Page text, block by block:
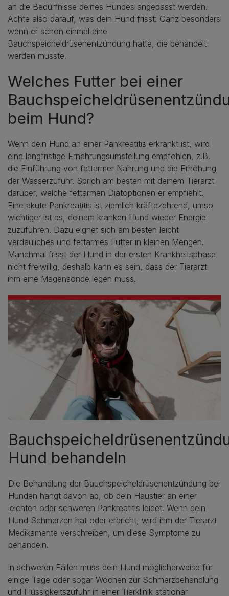
an die Bedürfnisse deines Hundes angepasst werden.
Achte also darauf, was dein Hund frisst: Ganz besonders
wenn er schon einmal eine
Bauchspeicheldrüsenentzündung hatte, die behandelt
werden musste.
Welches Futter bei einer
beim Hund?
Wenn dein Hund an einer Pankreatitis erkrankt ist, wird
eine langfristige Ernährungsumstellung empfohlen, z.B.
die Einführung von fettarmer Nahrung und die Erhöhung
der Wasserzufuhr. Sprich am besten mit deinem Tierarzt
darüber, welche fettarmen Diätoptionen er empfiehlt.
Eine akute Pankreatitis ist ziemlich kräftezehrend, umso
wichtiger ist es, deinem kranken Hund wieder Energie
zuzuführen. Dazu eignet sich am besten leicht
verdauliches und fettarmes Futter in kleinen Mengen.
Manchmal frisst der Hund in der ersten Krankheitsphase
nicht freiwillig, deshalb kann es sein, dass der Tierarzt
ihm eine Magensonde legen muss.
Hund behandeln
Die Behandlung der Bauchspeicheldrüsenentzündung bei
Hunden hängt davon ab, ob dein Haustier an einer
leichten oder schweren Pankreatitis leidet. Wenn dein
Hund Schmerzen hat oder erbricht, wird ihm der Tierarzt
Medikamente verschreiben, um diese Symptome zu
behandeln.
In schweren Fällen muss dein Hund möglicherweise für
einige Tage oder sogar Wochen zur Schmerzbehandlung
und Flüssigkeitszufuhr in einer Tierklinik stationär